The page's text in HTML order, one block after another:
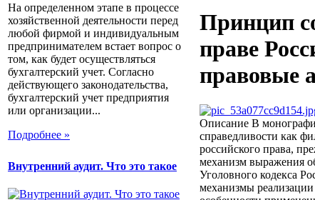
На определенном этапе в процессе
хозяйственной деятельности перед
любой фирмой и индивидуальным
предпринимателем встает вопрос о
том, как будет осуществляться
бухгалтерский учет. Согласно
действующего законодательства,
бухгалтерский учет предприятия
или организации...
Подробнее »
Внутренний аудит. Что это такое
Принцип
праве
правовые
Описание В
справедливости как
российского права,
механизм выражения
Уголовного кодекса
механизмы